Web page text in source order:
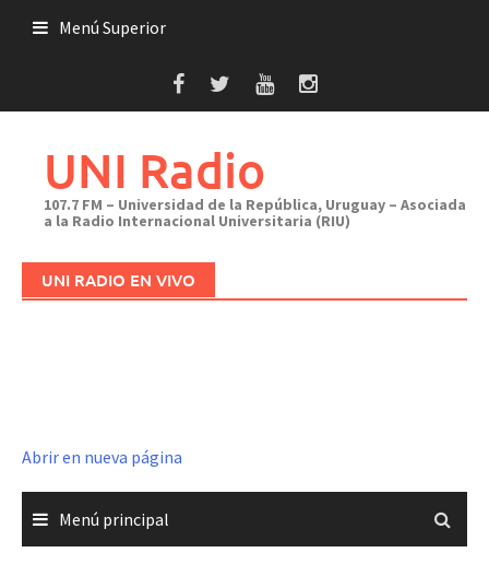
Menú Superior
UNI Radio
107.7 FM – Universidad de la República, Uruguay – Asociada
a la Radio Internacional Universitaria (RIU)
UNI RADIO EN VIVO
Abrir en nueva página
Menú principal